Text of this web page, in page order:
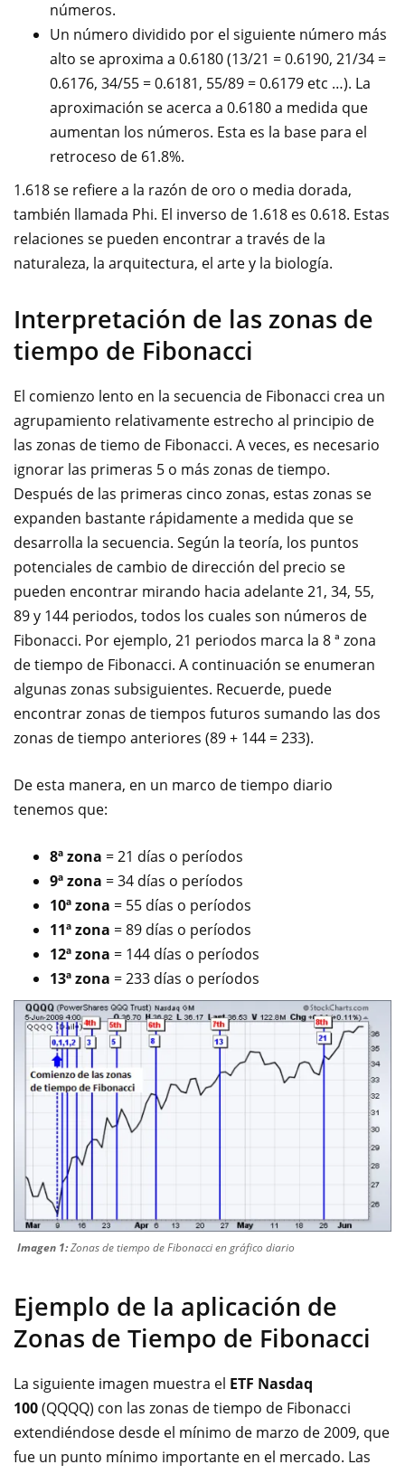
números.
Un número dividido por el siguiente número más
alto se aproxima a 0.6180 (13/21 = 0.6190, 21/34 =
0.6176, 34/55 = 0.6181, 55/89 = 0.6179 etc …). La
aproximación se acerca a 0.6180 a medida que
aumentan los números. Esta es la base para el
retroceso de 61.8%.
1.618 se refiere a la razón de oro o media dorada,
también llamada Phi. El inverso de 1.618 es 0.618. Estas
relaciones se pueden encontrar a través de la
naturaleza, la arquitectura, el arte y la biología.
Interpretación de las zonas de
tiempo de Fibonacci
El comienzo lento en la secuencia de Fibonacci crea un
agrupamiento relativamente estrecho al principio de
las zonas de tiemo de Fibonacci. A veces, es necesario
ignorar las primeras 5 o más zonas de tiempo.
Después de las primeras cinco zonas, estas zonas se
expanden bastante rápidamente a medida que se
desarrolla la secuencia. Según la teoría, los puntos
potenciales de cambio de dirección del precio se
pueden encontrar mirando hacia adelante 21, 34, 55,
89 y 144 periodos, todos los cuales son números de
Fibonacci. Por ejemplo, 21 periodos marca la 8 ª zona
de tiempo de Fibonacci. A continuación se enumeran
algunas zonas subsiguientes. Recuerde, puede
encontrar zonas de tiempos futuros sumando las dos
zonas de tiempo anteriores (89 + 144 = 233).
De esta manera, en un marco de tiempo diario
tenemos que:
8ª zona = 21 días o períodos
9ª zona = 34 días o períodos
10ª zona = 55 días o períodos
11ª zona = 89 días o períodos
12ª zona = 144 días o períodos
13ª zona = 233 días o períodos
Imagen 1:Zonas de tiempo de Fibonacci en gráfico diario
Ejemplo de la aplicación de
Zonas de Tiempo de Fibonacci
La siguiente imagen muestra el ETF Nasdaq
100(QQQQ) con las zonas de tiempo de Fibonacci
extendiéndose desde el mínimo de marzo de 2009, que
fue un punto mínimo importante en el mercado. Las